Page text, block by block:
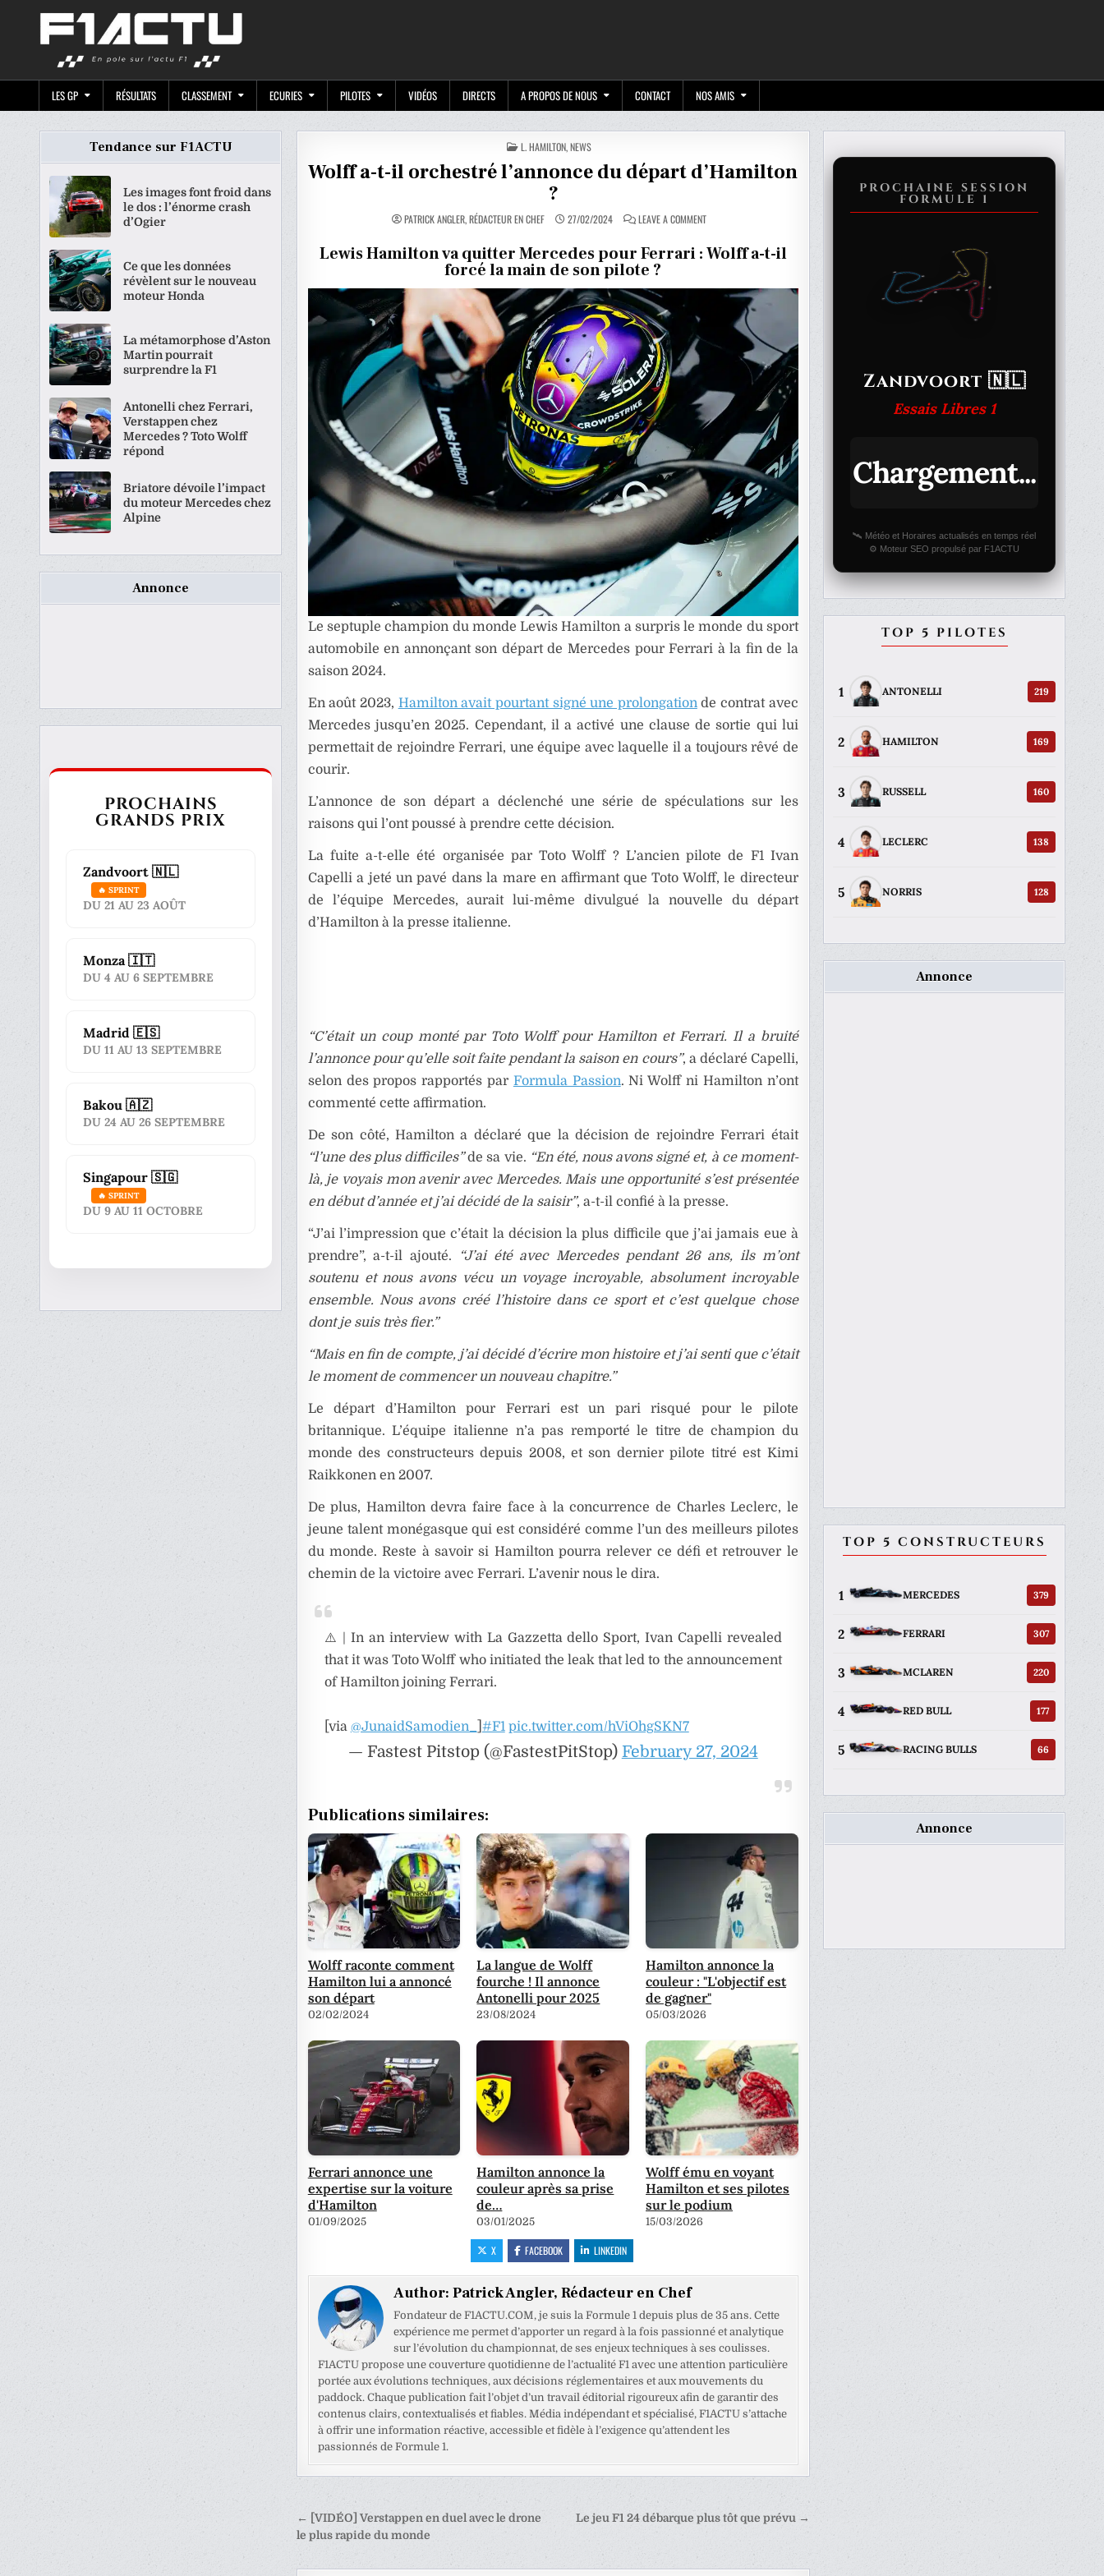
LES GP RÉSULTATS CLASSEMENT ECURIES PILOTES VIDÉOS DIRECTS A PROPOS DE NOUS CONTACT NOS AMIS
POSTED
IN
L. HAMILTON,NEWS
Wolff a-t-il orchestré l’annonce du départ d’Hamilton
?
PATRICK ANGLER, RÉDACTEUR EN CHEF 27/02/2024 LEAVE A COMMENTON
WOLFF
T-
IL
DU
DÉPART
D’HAMILTON
Lewis Hamilton va quitter Mercedes pour Ferrari : Wolff a-t-il
forcé la main de son pilote ?
Le septuple champion du monde Lewis Hamilton a surpris le monde du sport
automobile en annonçant son départ de Mercedes pour Ferrari à la fin de la
saison 2024.
En août 2023, Hamilton avait pourtant signé une prolongationde contrat avec
Mercedes jusqu’en 2025. Cependant, il a activé une clause de sortie qui lui
permettait de rejoindre Ferrari, une équipe avec laquelle il a toujours rêvé de
courir.
L’annonce de son départ a déclenché une série de spéculations sur les
raisons qui l’ont poussé à prendre cette décision.
La fuite a-t-elle été organisée par Toto Wolff ? L’ancien pilote de F1 Ivan
Capellia jeté un pavé dans la mare en affirmant que Toto Wolff, le directeur
de l’équipe Mercedes, aurait lui-même divulgué la nouvelle du départ
d’Hamilton à la presse italienne.
“C’était un coup monté par Toto Wolff pour Hamilton et Ferrari. Il a bruité
l’annonce pour qu’elle soit faite pendant la saison en cours”, a déclaré Capelli,
selon des propos rapportés par Formula Passion. Ni Wolff ni Hamilton n’ont
commenté cette affirmation.
De son côté, Hamilton a déclaré que la décision de rejoindre Ferrari était
“l’une des plus difficiles”de sa vie. “En été, nous avons signé et, à ce moment-
là, je voyais mon avenir avec Mercedes. Mais une opportunité s’est présentée
en début d’année et j’ai décidé de la saisir”, a-t-il confié à la presse.
“J’ai l’impression que c’était la décision la plus difficile que j’ai jamais eue à
prendre”, a-t-il ajouté. “J’ai été avec Mercedes pendant 26 ans, ils m’ont
soutenu et nous avons vécu un voyage incroyable, absolument incroyable
ensemble. Nous avons créé l’histoire dans ce sport et c’est quelque chose
dont je suis très fier.”
“Mais en fin de compte, j’ai décidé d’écrire mon histoire et j’ai senti que c’était
le moment de commencer un nouveau chapitre.”
Le départ d’Hamilton pour Ferrari est un pari risqué pour le pilote
britannique. L’équipe italienne n’a pas remporté le titre de champion du
monde des constructeurs depuis 2008, et son dernier pilote titré est Kimi
Raikkonen en 2007.
De plus, Hamilton devra faire face à la concurrence de Charles Leclerc, le
jeune talent monégasque qui est considéré comme l’un des meilleurs pilotes
du monde. Reste à savoir si Hamilton pourra relever ce défi et retrouver le
chemin de la victoire avec Ferrari. L’avenir nous le dira.
⚠️ | In an interview with La Gazzetta dello Sport, Ivan Capelli revealed
that it was Toto Wolff who initiated the leak that led to the announcement
of Hamilton joining Ferrari.
[via @JunaidSamodien_ #F1 pic.twitter.com/hViOhgSKN7
— Fastest Pitstop (@FastestPitStop) February 27, 2024
Publications similaires:
Wolff raconte comment
Hamilton lui a annoncé
son départ
02/02/2024
La langue de Wolff
fourche ! Il annonce
Antonelli pour 2025
23/08/2024
Hamilton annonce la
couleur : "L'objectif est
de gagner"
05/03/2026
Ferrari annonce une
expertise sur la voiture
d'Hamilton
01/09/2025
Hamilton annonce la
couleur après sa prise
de…
03/01/2025
Wolff ému en voyant
Hamilton et ses pilotes
sur le podium
15/03/2026
X FACEBOOK LINKEDIN
Author: Patrick Angler, Rédacteur en Chef
Fondateur de F1ACTU.COM, je suis la Formule 1 depuis plus de 35 ans. Cette
expérience me permet d’apporter un regard à la fois passionné et analytique
sur l’évolution du championnat, de ses enjeux techniques à ses coulisses.
F1ACTU propose une couverture quotidienne de l’actualité F1 avec une attention particulière
portée aux évolutions techniques, aux décisions réglementaires et aux mouvements du
paddock. Chaque publication fait l’objet d’un travail éditorial rigoureux afin de garantir des
contenus clairs, contextualisés et fiables. Média indépendant et spécialisé, F1ACTU s’attache
à offrir une information réactive, accessible et fidèle à l’exigence qu’attendent les
passionnés de Formule 1.
Navigation
de
l’article
Le jeu F1 24 débarque plus tôt que prévu →
← [VIDÉO] Verstappen en duel avec le drone
le plus rapide du monde
Tendance sur F1ACTU
Les images font froid dans
le dos : l’énorme crash
d’Ogier
Ce que les données
révèlent sur le nouveau
moteur Honda
La métamorphose d’Aston
Martin pourrait
surprendre la F1
Antonelli chez Ferrari,
Verstappen chez
Mercedes ? Toto Wolff
répond
Briatore dévoile l’impact
du moteur Mercedes chez
Alpine
Annonce
PROCHAINS
GRANDS PRIX
Zandvoort 🇳🇱
🔥 SPRINT
DU 21 AU 23 AOÛT
Monza 🇮🇹
DU 4 AU 6 SEPTEMBRE
Madrid 🇪🇸
DU 11 AU 13 SEPTEMBRE
Bakou 🇦🇿
DU 24 AU 26 SEPTEMBRE
Singapour 🇸🇬
🔥 SPRINT
DU 9 AU 11 OCTOBRE
PROCHAINE SESSION
FORMULE 1
Zandvoort 🇳🇱
Essais Libres 1
Chargement...
🛰️ Météo et Horaires actualisés en temps réel
⚙️ Moteur SEO propulsé par F1ACTU
TOP 5 PILOTES
1 ANTONELLI 219
2 HAMILTON 169
3 RUSSELL 160
4 LECLERC 138
5 NORRIS 128
Annonce
TOP 5 CONSTRUCTEURS
1 MERCEDES 379
2 FERRARI 307
3 MCLAREN 220
4 RED BULL 177
5 RACING BULLS 66
Annonce